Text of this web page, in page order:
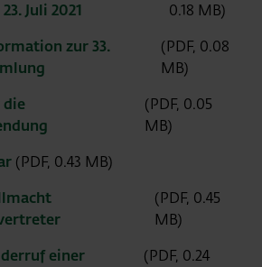
Juli 2021
0.18 MB)
zur 33.
(PDF, 0.08
MB)
die
(PDF, 0.05
MB)
(PDF, 0.43 MB)
(PDF, 0.45
MB)
einer
(PDF, 0.24